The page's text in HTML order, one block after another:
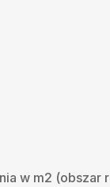
w m2 (obszar